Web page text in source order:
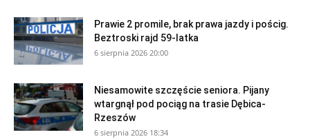
Prawie 2 promile, brak prawa jazdy i pościg.
Beztroski rajd 59-latka
6 sierpnia 2026 20:00
Niesamowite szczęście seniora. Pijany
wtargnął pod pociąg na trasie Dębica-
Rzeszów
6 sierpnia 2026 18:34